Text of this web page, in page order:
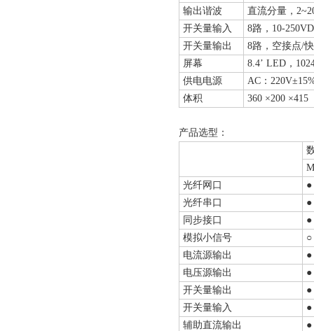
输出谐波
直流分量，
开关量输入
8路，10-
开关量输出
8路，空接点/
屏幕
8.4’ LED，
供电电源
AC：
体积
360 ×200 ×415
产品选型：
光纤网口
●
光纤串口
●
同步接口
●
模拟小信号
○
电流源输出
●
电压源输出
●
开关量输出
●
开关量输入
●
辅助直流输出
●